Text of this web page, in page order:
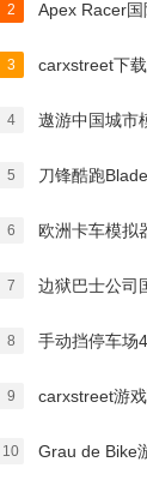
2
3
4
5
6
7
8
9
10